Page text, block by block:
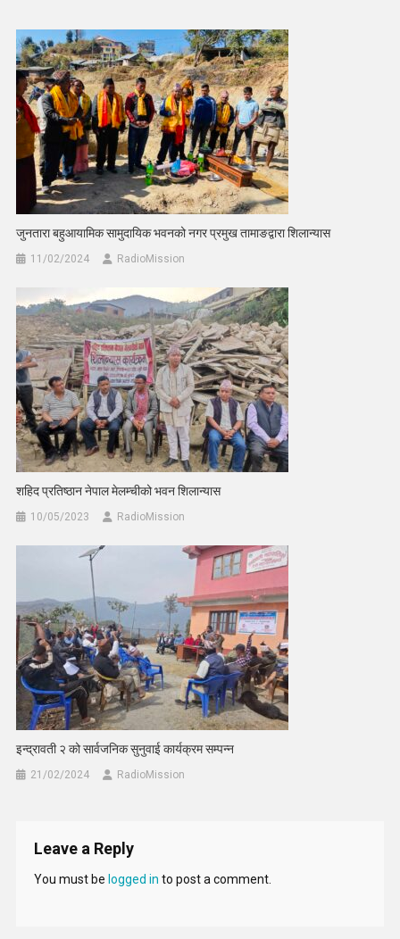
जुनतारा बहुआयामिक सामुदायिक भवनको नगर प्रमुख तामाङद्वारा शिलान्यास
11/02/2024 RadioMission
शहिद प्रतिष्ठान नेपाल मेलम्चीको भवन शिलान्यास
10/05/2023 RadioMission
इन्द्रावती २ को सार्वजनिक सुनुवाई कार्यक्रम सम्पन्न
21/02/2024 RadioMission
Leave a Reply
You must be logged in to post a comment.